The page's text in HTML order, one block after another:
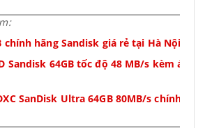
chính hãng Sandisk giá rẻ tại Hà Nội
Sandisk 64GB tốc độ 48 MB/s kèm áo
SanDisk Ultra 64GB 80MB/s chính